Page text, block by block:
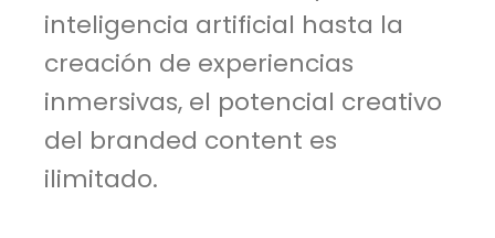
inteligencia artificial hasta la
creación de experiencias
inmersivas, el potencial creativo
del branded content es
ilimitado.